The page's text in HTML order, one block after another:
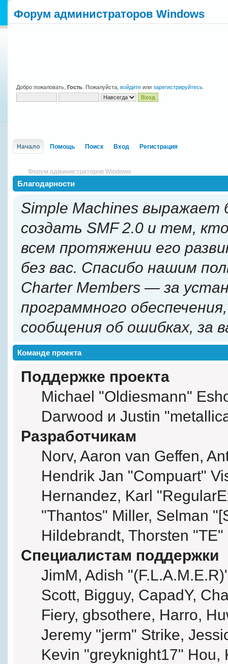
Форум администраторов Windows
Добро пожаловать, Гость . Пожалуйста, войдите или зарегистрируйтесь
Начало Помощь Поиск Вход Регистрация
Форум администраторов Windows
Благодарности
Simple Machines выражает
создать SMF 2.0 и тем,
всем протяжении его
без вас. Спасибо нашим
Charter Members — за
программного
сообщения об ошибках, за
Команде проекта
Поддержке проекта
Michael "Oldiesmann"
Darwood и Justin
Разработчикам
Norv, Aaron van Geffen,
Hendrik Jan "Compuart"
Hernandez, Karl
"Thantos" Miller, Selman
Hildebrandt, Thorsten
Специалистам поддержки
JimM, Adish
Scott, Bigguy, CapadY,
Fiery, gbsothere, Harro,
Jeremy "jerm" Strike,
Kevin "greyknight17" Hou,